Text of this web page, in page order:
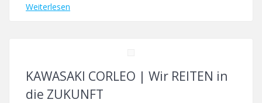
Weiterlesen
KAWASAKI CORLEO | Wir REITEN in
die ZUKUNFT